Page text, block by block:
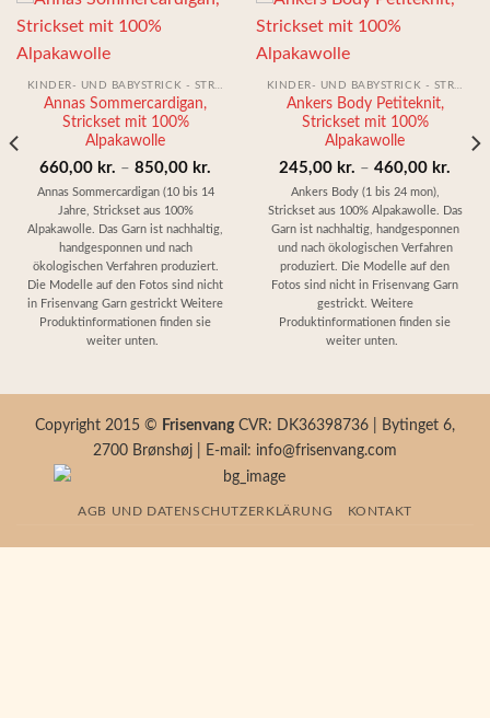
KINDER- UND BABYSTRICK - STRICKEN KIT
Annas Sommercardigan,
Strickset mit 100%
Alpakawolle
660,00 kr. – 850,00 kr. Preisspanne:
660,00 kr.
bis
850,00 kr.
Annas Sommercardigan (10 bis 14
Jahre, Strickset aus 100%
Alpakawolle. Das Garn ist nachhaltig,
handgesponnen und nach
ökologischen Verfahren produziert.
Die Modelle auf den Fotos sind nicht
in Frisenvang Garn gestrickt Weitere
Produktinformationen finden sie
weiter unten.
KINDER- UND BABYSTRICK - STRICKEN KIT
Ankers Body Petiteknit,
Strickset mit 100%
Alpakawolle
245,00 kr. – 460,00 kr.
Ankers Body (1 bis 24 mon),
Strickset aus 100% Alpakawolle. Das
Garn ist nachhaltig, handgesponnen
und nach ökologischen Verfahren
produziert. Die Modelle auf den
Fotos sind nicht in Frisenvang Garn
gestrickt. Weitere
Produktinformationen finden sie
weiter unten.
kr.
kr.
Copyright 2015 © FrisenvangCVR: DK36398736 | Bytinget 6,
2700 Brønshøj | E-mail: info@frisenvang.com
AGB UND DATENSCHUTZERKLÄRUNG KONTAKT